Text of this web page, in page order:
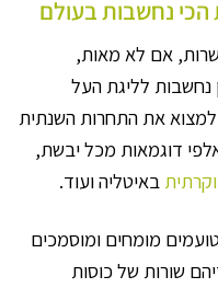
הכי נחשבות בעולם
אם לא מאות,
נחשבות לליגת העל
למצוא את התחרות השנתית
דוגמאות מכל יבשת,
באיטליה ועוד.
מומחים ומוסמכים
שורות של כוסות